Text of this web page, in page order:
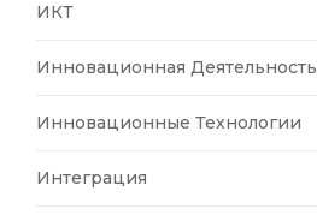
ИКТ
Инновационная Деятельность
Инновационные Технологии
Интеграция